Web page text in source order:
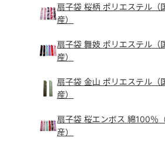
扇子袋 桜柄 ポリエステル（
産）
扇子袋 舞妓 ポリエステル（
産）
扇子袋 金山 ポリエステル（
産）
扇子袋 桜エンボス 綿100％
産）